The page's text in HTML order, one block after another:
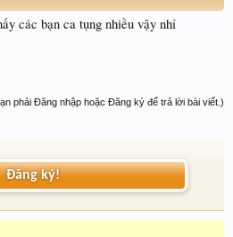
các bạn ca tụng nhiều vậy nhỉ
phải Đăng nhập hoặc Đăng ký để trả lời bài viết.)
Đăng ký!